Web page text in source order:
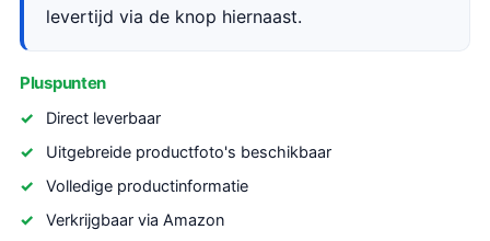
levertijd via de knop hiernaast.
Pluspunten
Direct leverbaar
Uitgebreide productfoto's beschikbaar
Volledige productinformatie
Verkrijgbaar via Amazon